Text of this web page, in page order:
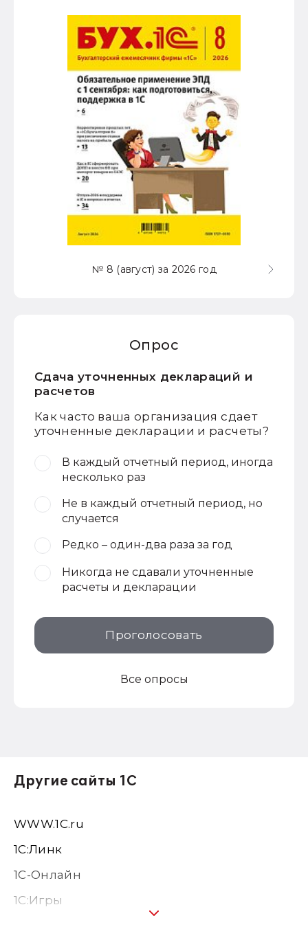
№ 8 (август) за 2026 год
Опрос
Сдача уточненных деклараций и
расчетов
Как часто ваша организация сдает
уточненные декларации и расчеты?
В каждый отчетный период, иногда
несколько раз
Не в каждый отчетный период, но
случается
Редко – один-два раза за год
Никогда не сдавали уточненные
расчеты и декларации
Проголосовать
Все опросы
Другие сайты 1С
WWW.1С.ru
1С:Линк
1С-Онлайн
1C:Игры